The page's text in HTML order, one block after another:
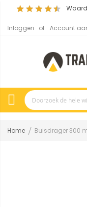
Inloggen Account
Home Buisdrager 300